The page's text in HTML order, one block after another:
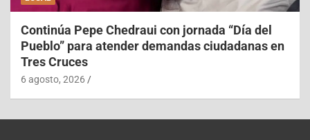
Continúa Pepe Chedraui con jornada “Día del
Pueblo” para atender demandas ciudadanas en
Tres Cruces
6 agosto, 2026